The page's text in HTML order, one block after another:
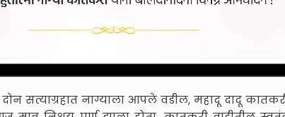
सत्याग्रहात नाग्याला आपले वडील, महादू दादू